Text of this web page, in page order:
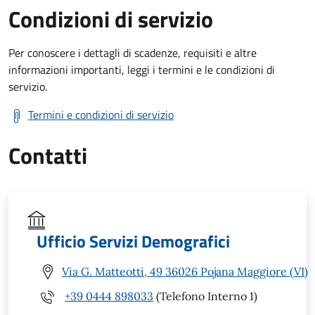
Condizioni di servizio
Per conoscere i dettagli di scadenze, requisiti e altre
informazioni importanti, leggi i termini e le condizioni di
servizio.
Termini e condizioni di servizio
Contatti
Ufficio Servizi Demografici
Via G. Matteotti, 49 36026 Pojana Maggiore (VI)
+39 0444 898033 (Telefono Interno 1)